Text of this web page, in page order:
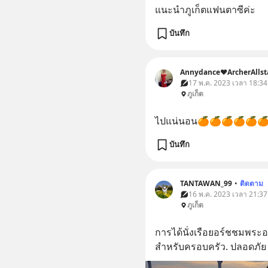
แนะนำภูเก็ตแฟนตาซีค่ะ
บันทึก
17 พ.ค. 2023 เวลา
ภูเก็ต
ไปแน่นอน
บันทึก
TANTAWAN_99 • ติดตาม
16 พ.ค. 2023 เวลา
ภูเก็ต
การได้นั่งเรือยอร์ชชมพร
สำหรับครอบครัว. ปลอดภัย